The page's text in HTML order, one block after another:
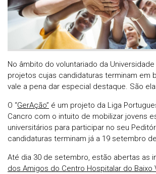
No âmbito do voluntariado da Universidade
projetos cujas candidaturas terminam em
vale a pena dar especial destaque. São
O “GerAção” é um projeto da Liga
Cancro com o intuito de mobilizar jovens
universitários para participar no seu
candidaturas terminam já a 19 setembro
Até dia 30 de setembro, estão abertas as
dos Amigos do Centro Hospitalar do Baixo